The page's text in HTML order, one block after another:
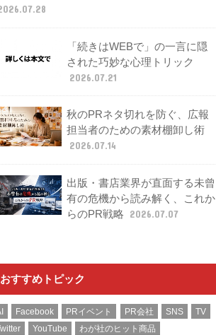
「続きはWEBで」の一言に隠
された巧妙な心理トリック
2026.07.21
秋のPRネタ切れを防ぐ、広報
担当者のための素材棚卸し術
2026.07.14
出版・書店業界が直面する未曾
有の危機から読み解く、これか
らのPR戦略
2026.07.07
おすすめトピック
Facebook PRイベント PR会社 SNS
TV
YouTube
わが社のヒット商品